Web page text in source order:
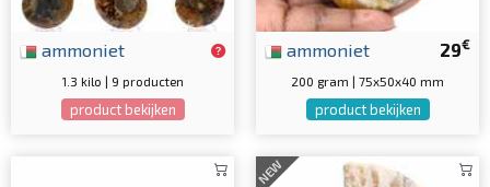
ammoniet
1.3 kilo | 9 producten
product bekijken
29€
ammoniet
200 gram | 75x50x40 mm
product bekijken
NEW